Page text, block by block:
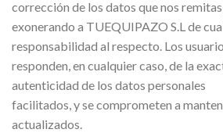
corrección de los datos que nos remitas,
exonerando a TUEQUIPAZO S.L de
responsabilidad al respecto. Los
responden, en cualquier caso, de la
autenticidad de los datos personales
facilitados, y se comprometen a
actualizados.